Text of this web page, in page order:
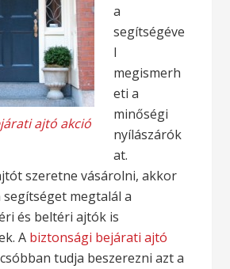
ajtó akció
a
segítségéve
l
megismerh
eti a
minőségi
nyílászárók
at.
szeretne vásárolni, akkor
megtalál a
és beltéri ajtók is
A biztonsági bejárati ajtó
tudja beszerezni azt a